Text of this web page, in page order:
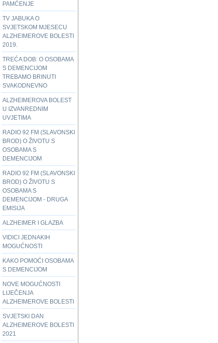
PAMĆENJE
TV JABUKA O
SVJETSKOM MJESECU
ALZHEIMEROVE BOLESTI
2019.
TREĆA DOB: O OSOBAMA
S DEMENCIJOM
TREBAMO BRINUTI
SVAKODNEVNO
ALZHEIMEROVA BOLEST
U IZVANREDNIM
UVJETIMA
RADIO 92 FM (SLAVONSKI
BROD) O ŽIVOTU S
OSOBAMA S
DEMENCIJOM
RADIO 92 FM (SLAVONSKI
BROD) O ŽIVOTU S
OSOBAMA S
DEMENCIJOM - DRUGA
EMISIJA
ALZHEIMER I GLAZBA
VIDICI JEDNAKIH
MOGUĆNOSTI
KAKO POMOĆI OSOBAMA
S DEMENCIJOM
NOVE MOGUĆNOSTI
LIJEČENJA
ALZHEIMEROVE BOLESTI
SVJETSKI DAN
ALZHEIMEROVE BOLESTI
2021